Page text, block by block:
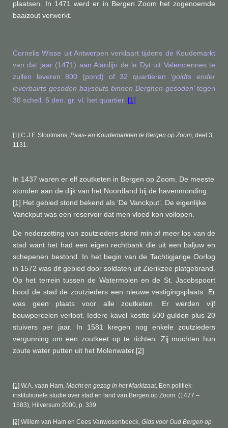
plaatsen. In 1471 werd er in Bergen Zoom het zogenoemde
baaizout verwerkt.
Cornelis Wisse uit Antwerpen verklaart tijdens de Koudemarkt
van dat jaar (1471) aan Alardijn de la Dyt uit Valenciennes te
zullen leveren 800 (pond) of 32 quartieren ‘goidts ender
leverbairts gesoden baysouts binnen Berghen gesoden’tegen
38 schell. 6 den. gr. vl. het quartier. [1]
[1] C.J.F. Slootmans, Paas- en Koudemarkten te Bergen op Zoom, deel 3,
1131.
In 1437 waren er elf zoutketen in Bergen op Zoom. De meeste
stonden aan de dijk van het Noordland bij de havenmonding.
[1] Het gebied stond bekend als ‘De Vanckput’. De eigenlijke
Vanckput was een reservoir dat men vloed kon vollopen.
De nederzetting van zoutzieders stond min of meer los van de
stad want het had een eigen rechtbank die uit een baljuw en
schepenen bestond. In het begin van de Tachtigjarige Oorlog
in 1572 was dit gebied door soldaten uit Zierikzee platgebrand.
Op het terrein tussen de Watermolen en de St. Jacobspoort
bood de stad de zoutzieders een nieuwe vestigingsplaats. Er
was geen plaats voor alle zoutketen. Er werden vijf
bouwpercelen verloot. Iedere kavel kostte 500 gulden plus 20
stuivers per jaar. In 1581 kregen nog enkele zoutzieders
vergunning om een zoutkeet op te richten. Zij mochten hun
zoute water putten uit het Molenwater. [2]
[1] W.A. vaan Ham, Macht en gezag in het Markizaat, Een politiek-
institutionele studie over stad en land van Bergen op Zoom. (1477 –
1583) , Hilversum 2000, p. 339.
[2] Willem van Ham en Cees Vanwesenbeeck, Gids voor Oud Bergen op